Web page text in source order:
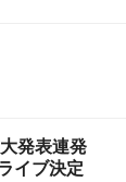
発表連発
イブ決定